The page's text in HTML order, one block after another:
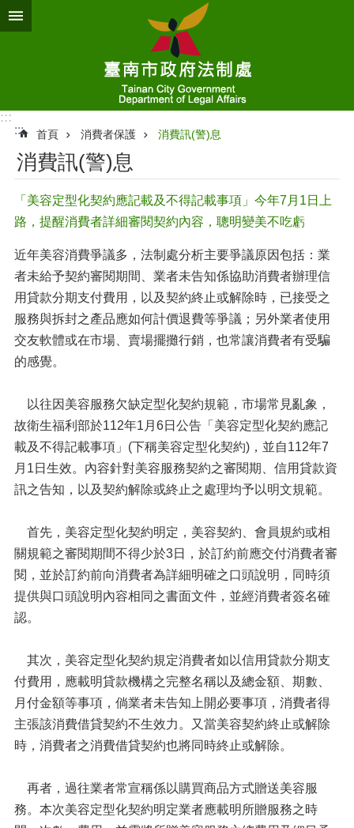
跳到主要內容區塊
:::
:::
首頁 消費者保護 消費訊(警)息
消費訊(警)息
「美容定型化契約應記載及不得記載事項」今年7月1日上
路，提醒消費者詳細審閱契約內容，聰明變美不吃虧
近年美容消費爭議多，法制處分析主要爭議原因包括：業
者未給予契約審閱期間、業者未告知係協助消費者辦理信
用貸款分期支付費用，以及契約終止或解除時，已接受之
服務與拆封之產品應如何計價退費等爭議；另外業者使用
交友軟體或在市場、賣場擺攤行銷，也常讓消費者有受騙
的感覺。
以往因美容服務欠缺定型化契約規範，市場常見亂象，
故衛生福利部於112年1月6日公告「美容定型化契約應記
載及不得記載事項」(下稱美容定型化契約)，並自112年7
月1日生效。內容針對美容服務契約之審閱期、信用貸款資
訊之告知，以及契約解除或終止之處理均予以明文規範。
首先，美容定型化契約明定，美容契約、會員規約或相
關規範之審閱期間不得少於3日，於訂約前應交付消費者審
閱，並於訂約前向消費者為詳細明確之口頭說明，同時須
提供與口頭說明內容相同之書面文件，並經消費者簽名確
認。
其次，美容定型化契約規定消費者如以信用貸款分期支
付費用，應載明貸款機構之完整名稱以及總金額、期數、
月付金額等事項，倘業者未告知上開必要事項，消費者得
主張該消費借貸契約不生效力。又當美容契約終止或解除
時，消費者之消費借貸契約也將同時終止或解除。
再者，過往業者常宣稱係以購買商品方式贈送美容服
務。本次美容定型化契約明定業者應載明所贈服務之時